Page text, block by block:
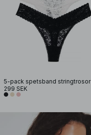
5-pack spetsband stringtrosor
299 SEK